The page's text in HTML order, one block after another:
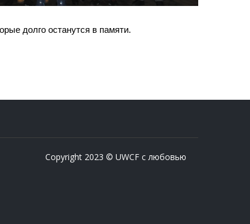
долго останутся в памяти.
Copyright 2023 © UWCF с любовью